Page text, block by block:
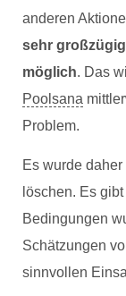
anderen
sehr
möglich. Das
Poolsana
Problem.
Es wurde
löschen. Es gibt
Bedingungen
Schätzungen
sinnvollen